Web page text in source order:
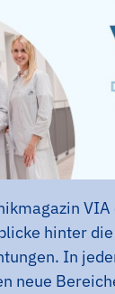
hinter
In
neue